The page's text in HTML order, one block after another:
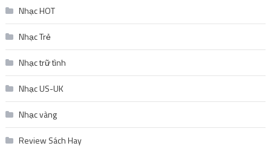
Nhạc HOT
Nhạc Trẻ
Nhạc trữ tình
Nhạc US-UK
Nhạc vàng
Review Sách Hay